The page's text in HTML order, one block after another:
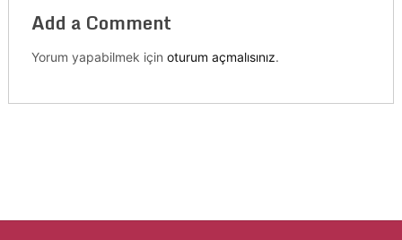
Add a Comment
Yorum yapabilmek için oturum açmalısınız.